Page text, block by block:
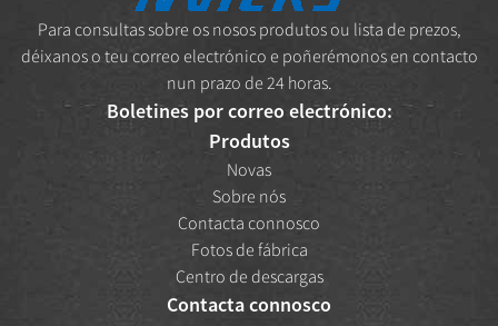
Para consultas sobre os nosos produtos ou lista de prezos,
déixanos o teu correo electrónico e poñerémonos en contacto
nun prazo de 24 horas.
Boletines por correo electrónico:
Produtos
Novas
Sobre nós
Contacta connosco
Fotos de fábrica
Centro de descargas
Contacta connosco